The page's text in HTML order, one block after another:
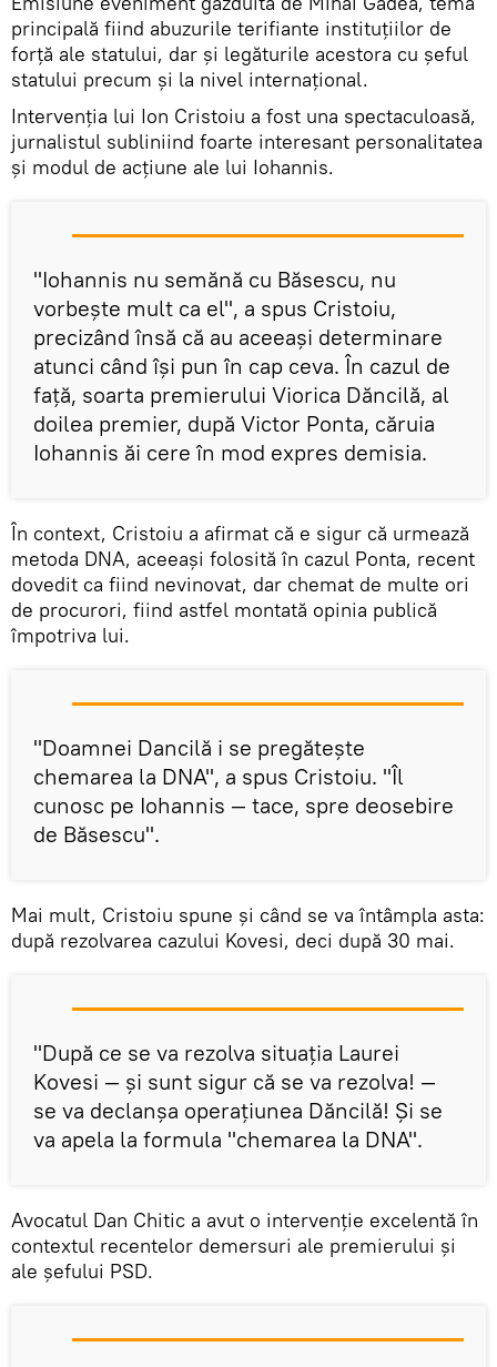
principală fiind abuzurile terifiante instituțiilor de
forță ale statului, dar și legăturile acestora cu șeful
statului precum și la nivel internațional.
Intervenția lui Ion Cristoiu a fost una spectaculoasă,
jurnalistul subliniind foarte interesant personalitatea
și modul de acțiune ale lui Iohannis.
"Iohannis nu semănă cu Băsescu, nu
vorbește mult ca el", a spus Cristoiu,
precizând însă că au aceeași determinare
atunci când își pun în cap ceva. În cazul de
față, soarta premierului Viorica Dăncilă, al
doilea premier, după Victor Ponta, căruia
Iohannis ăi cere în mod expres demisia.
În context, Cristoiu a afirmat că e sigur că urmează
metoda DNA, aceeași folosită în cazul Ponta, recent
dovedit ca fiind nevinovat, dar chemat de multe ori
de procurori, fiind astfel montată opinia publică
împotriva lui.
"Doamnei Dancilă i se pregătește
chemarea la DNA", a spus Cristoiu. "Îl
cunosc pe Iohannis — tace, spre deosebire
de Băsescu".
Mai mult, Cristoiu spune și când se va întâmpla asta:
după rezolvarea cazului Kovesi, deci după 30 mai.
"După ce se va rezolva situația Laurei
Kovesi — și sunt sigur că se va rezolva! —
se va declanșa operațiunea Dăncilă! Și se
va apela la formula "chemarea la DNA".
Avocatul Dan Chitic a avut o intervenție excelentă în
contextul recentelor demersuri ale premierului și
ale șefului PSD.